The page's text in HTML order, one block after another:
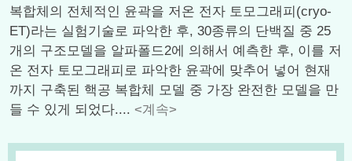
복합체의 전체적인 윤곽을 저온 전자 토모그래피(cryo-
ET)라는 실험기술로 파악한 후, 30종류의 단백질 중 25
개의 구조모델을 알파폴드2에 의해서 예측한 후, 이를 저
온 전자 토모그래피로 파악한 윤곽에 맞추어 넣어 현재
까지 구축된 핵공 복합체 모델 중 가장 완전한 모델을 만
들 수 있게 되었다.... <계속>